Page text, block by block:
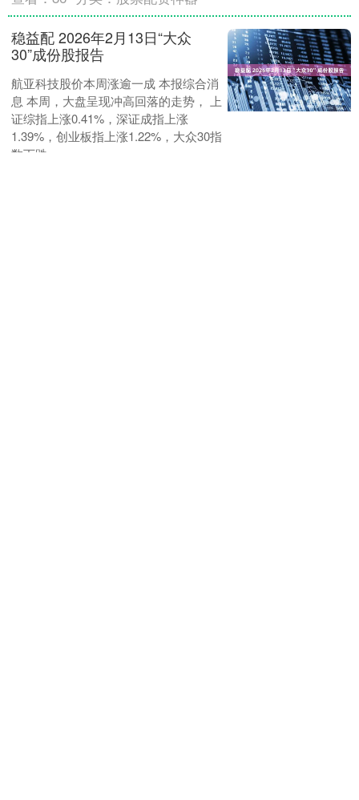
稳益配 2026年2月13日“大众
30”成份股报告
航亚科技股价本周涨逾一成 本报综合消
息 本周，大盘呈现冲高回落的走势， 上
证综指上涨0.41%，深证成指上涨
1.39%，创业板指上涨1.22%，大众30指
数下跌....